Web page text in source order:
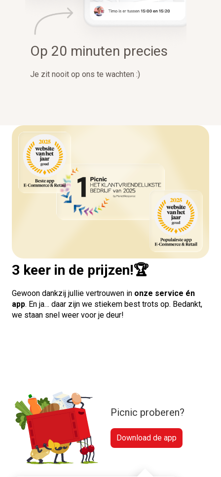
Op 20 minuten precies
Je zit nooit op ons te wachten :)︎
3 keer in de prijzen!🏆
Gewoon dankzij jullie vertrouwen in onze service én
app. En ja… daar zijn we stiekem best trots op. Bedankt,
we staan snel weer voor je deur!
Picnic proberen?
Download de app